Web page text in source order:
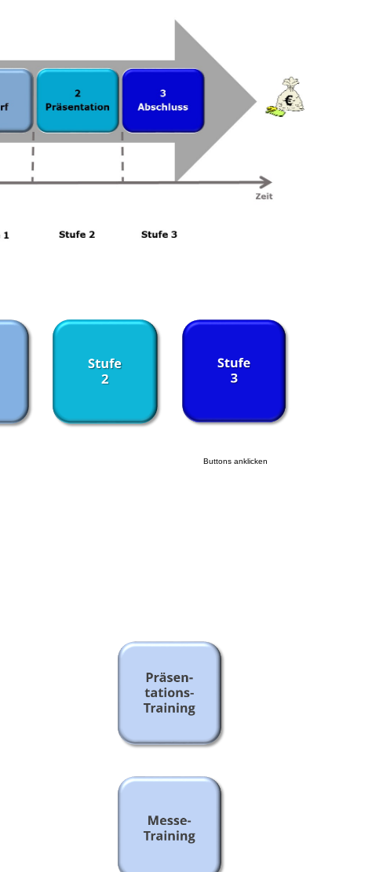
Buttons anklicken